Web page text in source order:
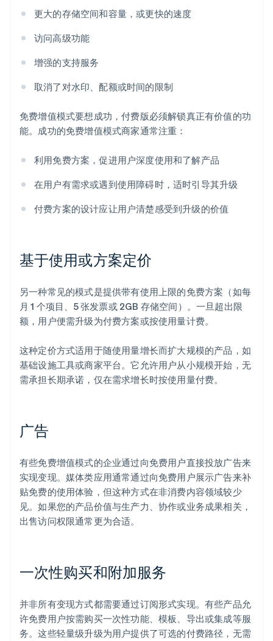
更大的存储空间和容量，或更快的速度
访问高级功能
增强的支持服务
取消了对水印、配额或时间的限制
免费增值模式要想成功，付费版必须解锁真正有价值的功
能。成功的免费增值模式商家通常注重：
利用免费方案，促进用户深度使用和了解产品
在用户有需求或遇到使用障碍时，适时引导其升级
付费方案的设计应让用户清楚感受到升级的价值
基于使用或方案定价
另一种常见的模式是提供带有使用上限的免费方案（如每
月 1 个项目、5 张发票或 2GB 存储空间）。一旦超出限
额，用户便需升级为付费方案或按使用量计费。
这种定价方式适用于随使用量增长而扩大规模的产品，如
基础设施工具或商家平台。它允许用户从小规模开始，无
需承担长期承诺，仅在需求增长时按使用量付费。
广告
有些免费增值模式的企业通过向免费用户直接投放广告来
实现变现。媒体类应用通常通过向免费用户展示广告来补
贴免费的使用体验，但这种方式在非消费内容领域较少
见。如果您的产品价值与生产力、协作或业务成果相关，
出售访问权限通常更为合适。
一次性购买和附加服务
并非所有变现方式都需要通过订阅形式实现。有些产品允
许免费用户按需购买一次性功能、模板、导出或集成等服
务。这些轻量级升级为用户提供了可选的付费路径，无需